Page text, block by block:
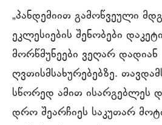
„პანდემიით გამოწვეული
ეკლესიების შენობები
მორწმუნეები ვეღარ დადიან
ღვთისმსახურებებზე.
სწორედ ამით ისარგებლეს
დრო შეარჩიეს საკუთარ